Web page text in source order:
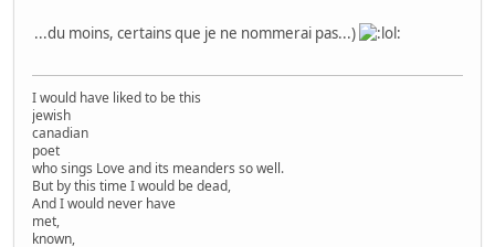
...du moins, certains que je ne nommerai pas...)
I would have liked to be this
jewish
canadian
poet
who sings Love and its meanders so well.
But by this time I would be dead,
And I would never have
met,
known,